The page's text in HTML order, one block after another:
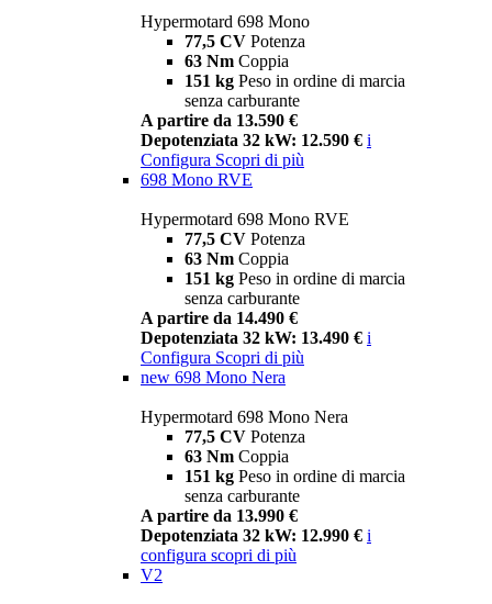
Hypermotard 698 Mono
77,5 CV Potenza
63 Nm Coppia
151 kg Peso in ordine di marcia
senza carburante
A partire da 13.590 €
Depotenziata 32 kW: 12.590 € i
Configura Scopri di più
698 Mono RVE
Hypermotard 698 Mono RVE
77,5 CV Potenza
63 Nm Coppia
151 kg Peso in ordine di marcia
senza carburante
A partire da 14.490 €
Depotenziata 32 kW: 13.490 € i
Configura Scopri di più
new 698 Mono Nera
Hypermotard 698 Mono Nera
77,5 CV Potenza
63 Nm Coppia
151 kg Peso in ordine di marcia
senza carburante
A partire da 13.990 €
Depotenziata 32 kW: 12.990 € i
configura scopri di più
V2